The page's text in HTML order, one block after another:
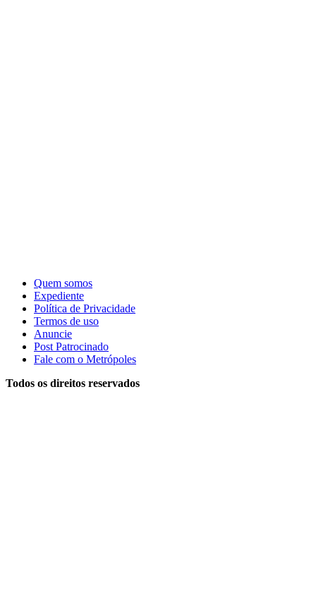
Quem somos
Expediente
Política de Privacidade
Termos de uso
Anuncie
Post Patrocinado
Fale com o Metrópoles
Todos os direitos reservados